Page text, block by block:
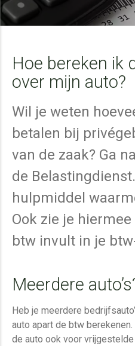
Hoe bereken ik
over mijn auto?
Wil je weten
betalen bij
van de zaak? Ga
de
hulpmiddel
Ook zie je
btw invult in je
Meerdere
Heb je meerdere
auto apart de btw
de auto ook voor